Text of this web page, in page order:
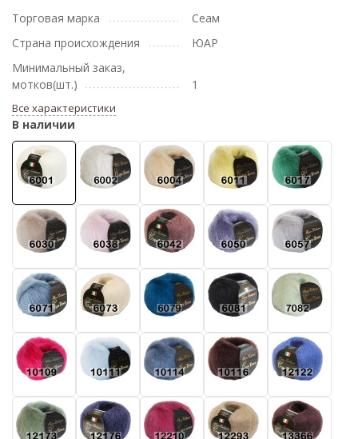
Торговая марка
Сеам
Страна происхождения
ЮАР
Минимальный заказ,
мотков(шт.)
1
Все характеристики
В наличии